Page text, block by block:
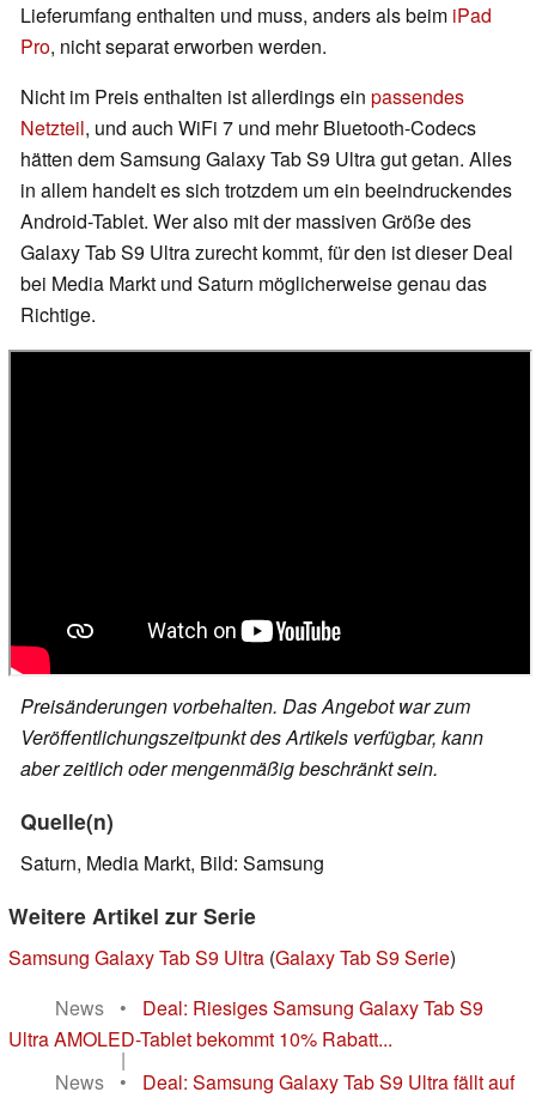
Lieferumfang enthalten und muss, anders als beim iPad
Pro, nicht separat erworben werden.
Nicht im Preis enthalten ist allerdings ein passendes
Netzteil, und auch WiFi 7 und mehr Bluetooth-Codecs
hätten dem Samsung Galaxy Tab S9 Ultra gut getan. Alles
in allem handelt es sich trotzdem um ein beeindruckendes
Android-Tablet. Wer also mit der massiven Größe des
Galaxy Tab S9 Ultra zurecht kommt, für den ist dieser Deal
bei Media Markt und Saturn möglicherweise genau das
Richtige.
Preisänderungen vorbehalten. Das Angebot war zum
Veröffentlichungszeitpunkt des Artikels verfügbar, kann
aber zeitlich oder mengenmäßig beschränkt sein.
Quelle(n)
Saturn, Media Markt, Bild: Samsung
Weitere Artikel zur Serie
Samsung Galaxy Tab S9 Ultra (Galaxy Tab S9 Serie)
News
•
Deal: Riesiges Samsung Galaxy Tab S9
Ultra AMOLED-Tablet bekommt 10% Rabatt...
|
News
•
Deal: Samsung Galaxy Tab S9 Ultra fällt auf